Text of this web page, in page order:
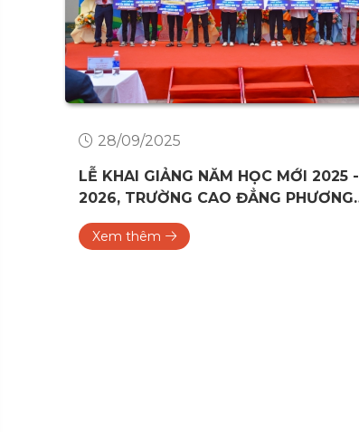
28/09/2025
LỄ KHAI GIẢNG NĂM HỌC MỚI 2025 -
2026, TRƯỜNG CAO ĐẲNG PHƯƠNG
ĐÔNG ĐÀ NẴNG
Xem thêm